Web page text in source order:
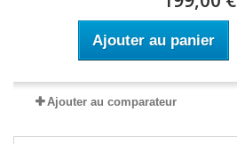
Ajouter au panier
Ajouter au comparateur